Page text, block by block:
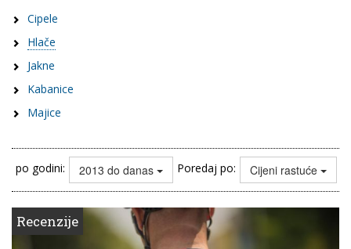
Cipele
Hlače
Jakne
Kabanice
Majice
po godini: 2013 do danas Poredaj po: Cijeni rastuće
Recenzije